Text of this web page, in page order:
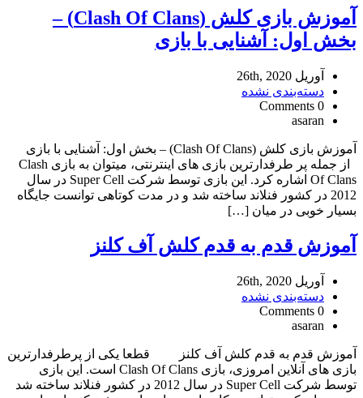
آموزش بازی کلش (Clash Of Clans) –
بخش اول: آشنایی با بازی
آوریل 26th, 2020
دسته‌بندی نشده
0 Comments
asaran
آموزش بازی کلش (Clash Of Clans) – بخش اول: آشنایی با بازی
از جمله پر طرفدارترین بازی های اینترنتی، میتوان به بازی Clash
Of Clans اشاره کرد. این بازی توسط شرکت Super Cell در سال
2012 در کشور فنلاند ساخته شد و در مدت کوتاهی توانست جایگاه
بسیار خوبی در میان […]
آموزش قدم به قدم کلش آف کلنز
آوریل 26th, 2020
دسته‌بندی نشده
0 Comments
asaran
آموزش قدم به قدم کلش آف کلنز قطعا یکی از پرطرفدارترین
بازی های آنلاین امروزی، بازی Clash Of Clans است. این بازی
توسط شرکت Super Cell در سال 2012 در کشور فنلاند ساخته شد